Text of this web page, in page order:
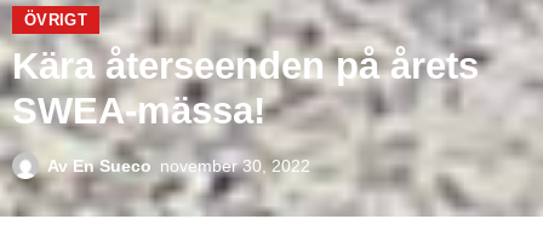
ÖVRIGT
Kära återseenden på årets
SWEA-mässa!
AvEn Sueco november 30, 2022